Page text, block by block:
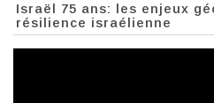
Israël 75 ans: les enjeux
résilience israélienne